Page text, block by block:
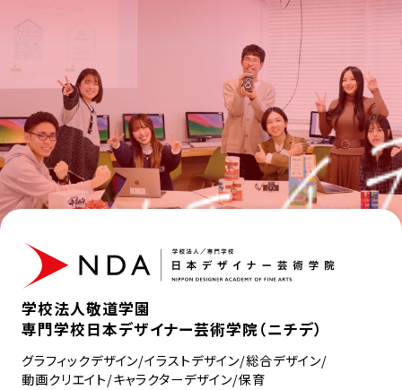
学校法人敬道学園
専門学校日本デザイナー芸術学院（ニチデ）
グラフィックデザイン/イラストデザイン/総合デザイン/
動画クリエイト/キャラクターデザイン/保育